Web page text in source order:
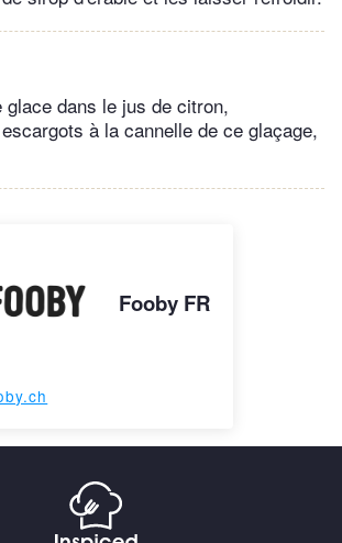
dans le jus de citron,
à la cannelle de ce glaçage,
Fooby FR